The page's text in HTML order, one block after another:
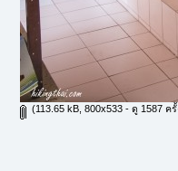
(113.65 kB, 800x533 - ดู 1587 ครั้